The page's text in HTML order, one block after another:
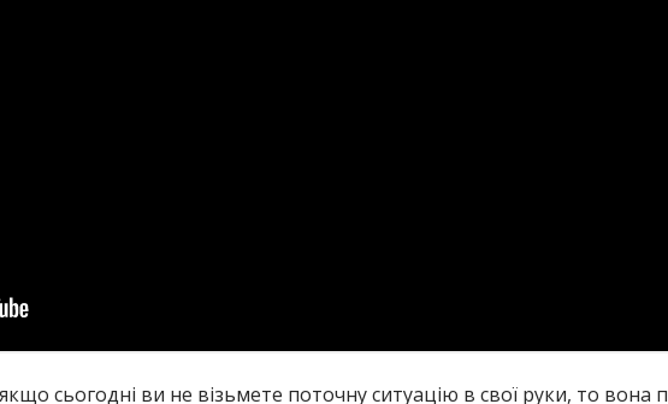
сьогодні ви не візьмете поточну ситуацію в свої руки, то вона